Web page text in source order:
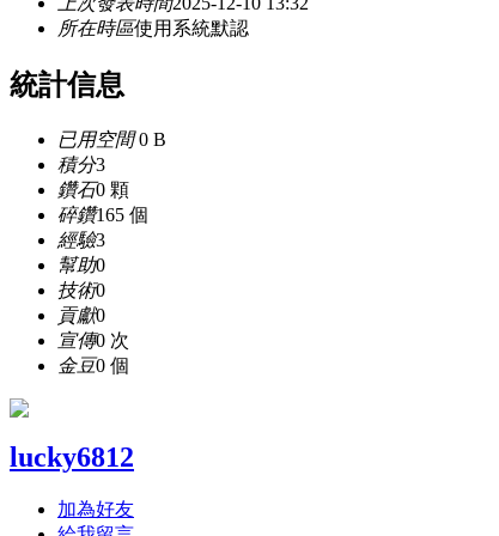
所在時區使用系統默認
統計信息
已用空間0 B
積分3
鑽石0 顆
碎鑽165 個
經驗3
幫助0
技術0
貢獻0
宣傳0 次
金豆0 個
lucky6812
加為好友